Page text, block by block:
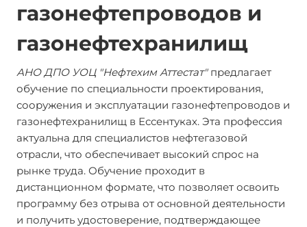
газонефтепроводов и
газонефтехранилищ
АНО ДПО УОЦ "Нефтехим Аттестат"предлагает
обучение по специальности проектирования,
сооружения и эксплуатации газонефтепроводов и
газонефтехранилищ в Ессентуках. Эта профессия
актуальна для специалистов нефтегазовой
отрасли, что обеспечивает высокий спрос на
рынке труда. Обучение проходит в
дистанционном формате, что позволяет освоить
программу без отрыва от основной деятельности
и получить удостоверение, подтверждающее